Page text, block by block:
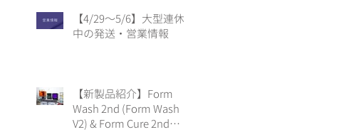
【4/29〜5/6】大型連休
中の発送・営業情報
【新製品紹介】Form
Wash 2nd (Form Wash
V2) & Form Cure 2nd